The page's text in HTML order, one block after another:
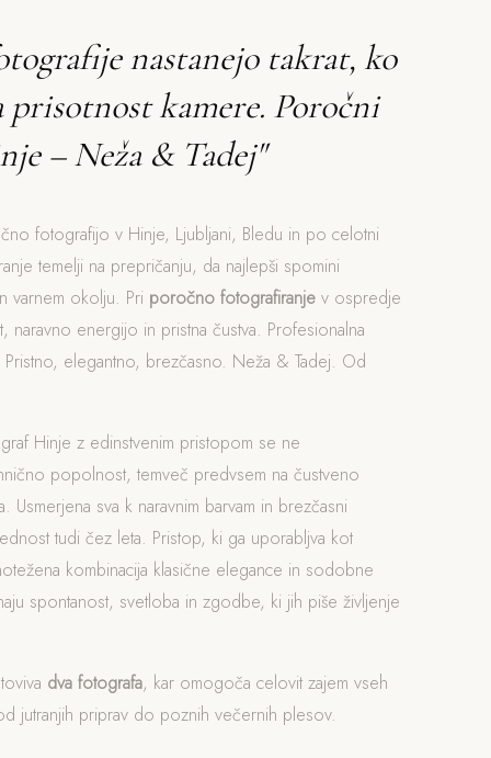
nastanejo takrat, ko
prisotnost kamere. Poročni
– Neža & Tadej"
fotografijo v Hinje, Ljubljani, Bledu in po celotni
temelji na prepričanju, da najlepši spomini
varnem okolju. Pri poročno fotografiranjev ospredje
naravno energijo in pristna čustva. Profesionalna
elegantno, brezčasno. Neža & Tadej. Od
Hinje z edinstvenim pristopom se ne
popolnost, temveč predvsem na čustveno
Usmerjena sva k naravnim barvam in brezčasni
tudi čez leta. Pristop, ki ga uporabljva kot
kombinacija klasične elegance in sodobne
spontanost, svetloba in zgodbe, ki jih piše življenje
dva fotografa, kar omogoča celovit zajem vseh
jutranjih priprav do poznih večernih plesov.